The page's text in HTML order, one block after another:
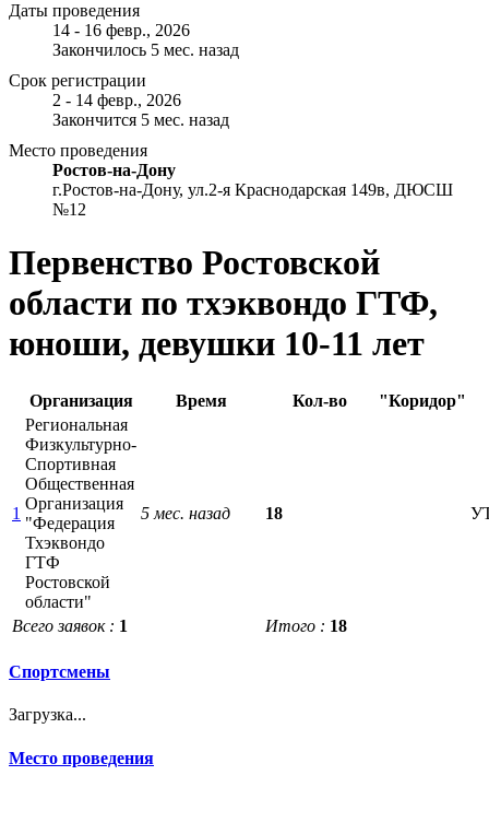
Даты проведения
14 - 16 февр., 2026
Закончилось 5 мес. назад
Срок регистрации
2 - 14 февр., 2026
Закончится 5 мес. назад
Место проведения
Ростов-на-Дону
г.Ростов-на-Дону, ул.2-я Краснодарская 149в, ДЮСШ
№12
Первенство Ростовской
области по тхэквондо ГТФ,
юноши, девушки 10-11 лет
Организация Время Кол-во "Коридор"
1
Региональная
Физкультурно-
Спортивная
Общественная
Организация
"Федерация
Тхэквондо
ГТФ
Ростовской
области"
5 мес. назад 18
Всего заявок : 1 Итого : 18
Спортсмены
Загрузка...
Место проведения